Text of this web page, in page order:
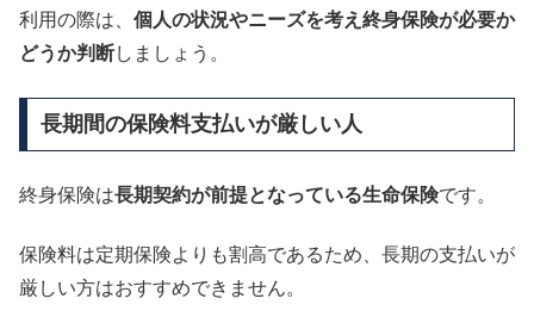
利用の際は、 個人の状況やニーズを考え終身保険が必要か
どうか判断しましょう。
長期間の保険料支払いが厳しい人
終身保険は長期契約が前提となっている生命保険です。
保険料は定期保険よりも割高であるため、長期の支払いが
厳しい方はおすすめできません。